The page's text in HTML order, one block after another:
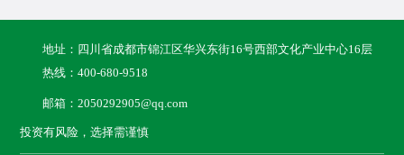
地址：四川省成都市锦江区华兴东街16号西部文化产业中心16层
热线：400-680-9518
邮箱：2050292905@qq.com
投资有风险，选择需谨慎